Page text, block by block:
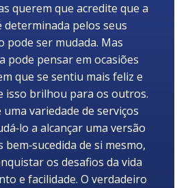
querem que acredite que a
determinada pelos seus
pode ser mudada. Mas
pode pensar em ocasiões
que se sentiu mais feliz e
isso brilhou para os outros.
variedade de serviços
a alcançar uma versão
bem‑sucedida de si mesmo,
os desafios da vida
e facilidade. O verdadeiro